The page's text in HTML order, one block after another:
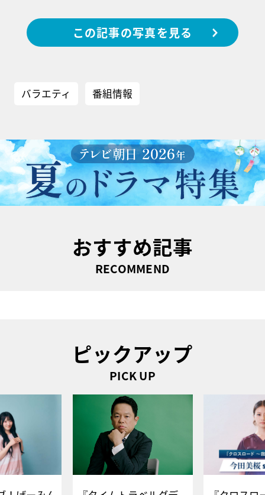
この記事の写真を見る
バラエティ 番組情報
おすすめ記事
RECOMMEND
ピックアップ
PICK UP